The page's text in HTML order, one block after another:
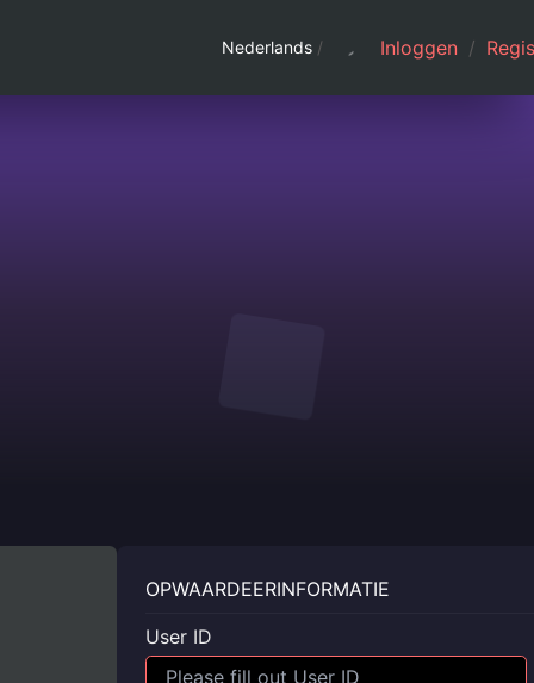
Nederlands / Inloggen /
OPWAARDEERINFORMATIE
User ID